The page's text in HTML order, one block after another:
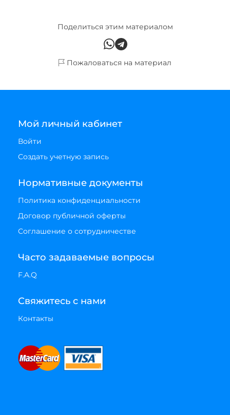
Поделиться этим материалом
Пожаловаться на материал
Мой личный кабинет
Войти
Создать учетную запись
Нормативные документы
Политика конфиденциальности
Договор публичной оферты
Соглашение о сотрудничестве
Часто задаваемые вопросы
F.A.Q
Свяжитесь с нами
Контакты